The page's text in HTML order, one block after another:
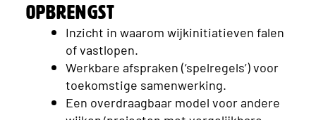
Opbrengst
Inzicht in waarom wijkinitiatieven falen
of vastlopen.
Werkbare afspraken (‘spelregels’) voor
toekomstige samenwerking.
Een overdraagbaar model voor andere